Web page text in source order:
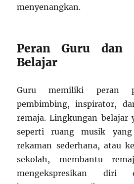
menyenangkan.
Peran Guru dan
Belajar
Guru memiliki peran
pembimbing, inspirator,
remaja. Lingkungan belajar
seperti ruang musik
rekaman sederhana, atau
sekolah, membantu
mengekspresikan diri